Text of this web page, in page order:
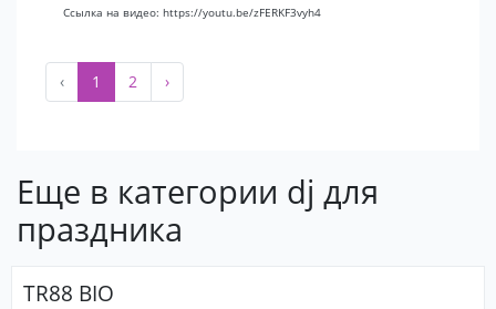
Ссылка на видео: https://youtu.be/zFERKF3vyh4
‹ 1 2 ›
Еще в категории dj для
праздника
TR88 BIO